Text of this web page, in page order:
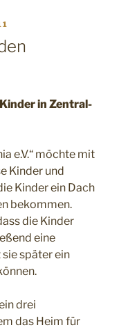
in Zentral-
e.V.“ möchte mit
Kinder und
Kinder ein Dach
bekommen.
die Kinder
eine
später ein
drei
das Heim für